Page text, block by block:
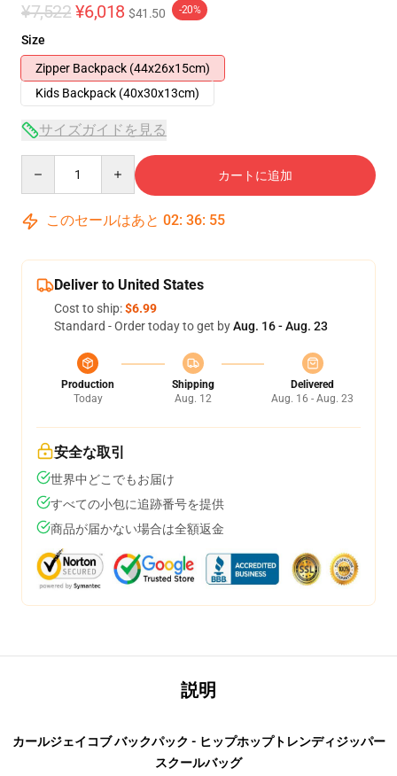
¥7,522 ¥6,018 $41.50 -20%
Size
Zipper Backpack (44x26x15cm)
Kids Backpack (40x30x13cm)
サイズガイドを見る
カートに追加
このセールはあと 02: 36: 54
Deliver to United States
Cost to ship:$6.99
Standard - Order today to get byAug. 16 - Aug. 23
Production
Today
Shipping
Aug. 12
Delivered
Aug. 16 - Aug. 23
安全な取引
世界中どこでもお届け
すべての小包に追跡番号を提供
商品が届かない場合は全額返金
説明
カールジェイコブ バックパック - ヒップホップトレンディジッパー
スクールバッグ